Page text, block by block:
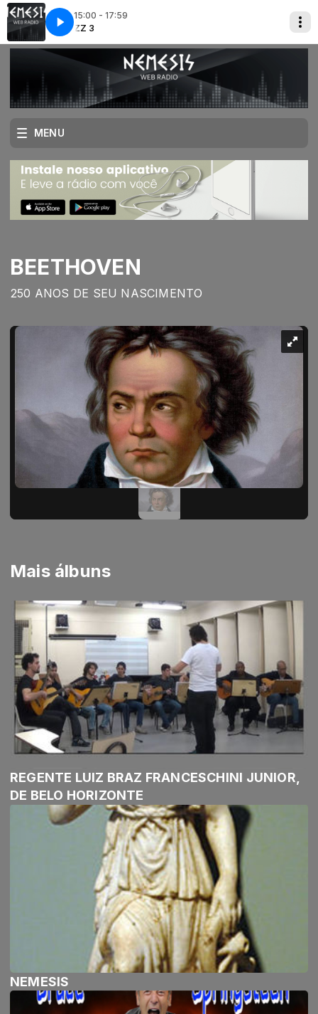
15:00 - 17:59
3 JAZZ 3
perform MoonglowFrank Vignola and John Bucky/perform Moonglow
MENU
BEETHOVEN
250 ANOS DE SEU NASCIMENTO
Mais álbuns
REGENTE LUIZ BRAZ FRANCESCHINI JUNIOR,
DE BELO HORIZONTE
NEMESIS